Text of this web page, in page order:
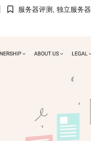
Posted
服务器评测 独立服务器